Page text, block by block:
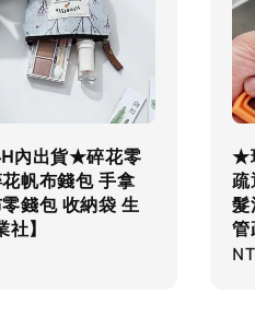
內出貨★碎花零
帆布錢包 手拿
錢包 收納袋 生
】
★
疏
髮
管